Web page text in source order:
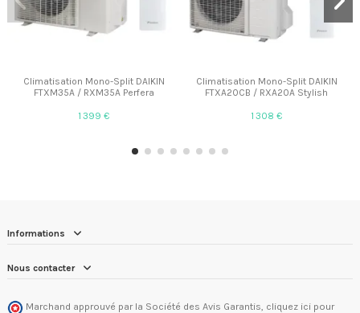
Climatisation Mono-Split DAIKIN
FTXM35A / RXM35A Perfera
1 399 €
Climatisation Mono-Split DAIKIN
FTXA20CB / RXA20A Stylish
1 308 €
Informations
Nous contacter
Marchand approuvé par la Société des Avis Garantis, cliquez ici pour